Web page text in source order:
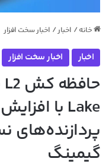
خانه / اخبار/ اخبار سخت افزار
اخبار اخبار سخت افزار
گیمینگ